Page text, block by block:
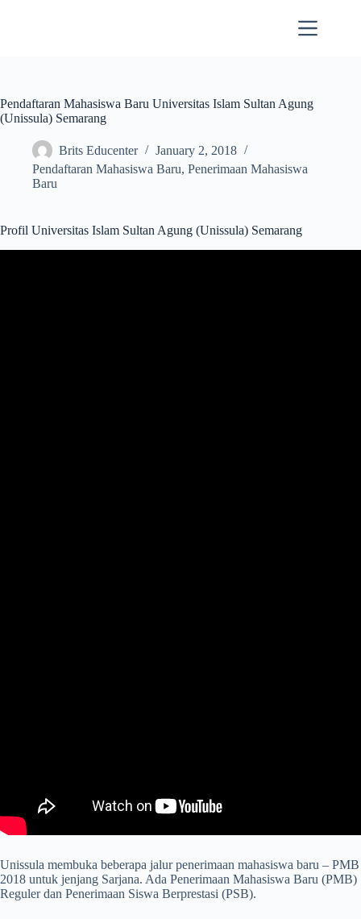
Pendaftaran Mahasiswa Baru Universitas Islam Sultan Agung
(Unissula) Semarang
Brits Educenter
January 2, 2018
Pendaftaran Mahasiswa Baru, Penerimaan Mahasiswa
Baru
Profil Universitas Islam Sultan Agung (Unissula) Semarang
Unissula membuka beberapa jalur penerimaan mahasiswa baru – PMB
2018 untuk jenjang Sarjana. Ada Penerimaan Mahasiswa Baru (PMB)
Reguler dan Penerimaan Siswa Berprestasi (PSB).